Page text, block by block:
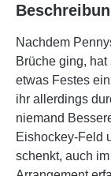
Nachdem
Brüche ging,
etwas Festes
ihr allerdings
niemand
Eishockey-Feld
schenkt, auch